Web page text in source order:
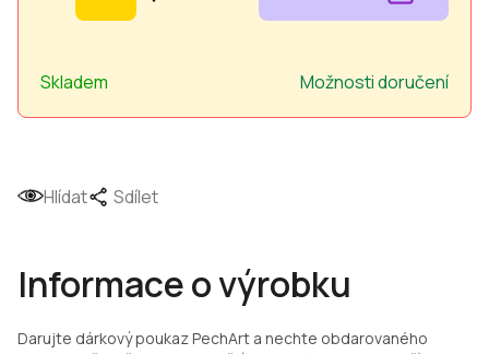
Hlídat Sdílet
Skladem Možnosti doručení
Informace o výrobku
Darujte dárkový poukaz PechArt a nechte obdarovaného